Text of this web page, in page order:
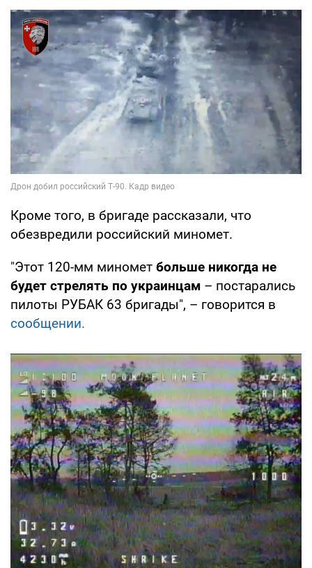
Кроме того, в бригаде рассказали, что
обезвредили российский миномет.
"Этот 120-мм миномет больше никогда не
будет стрелять по украинцам – постарались
пилоты РУБАК 63 бригады", – говорится в
сообщении.